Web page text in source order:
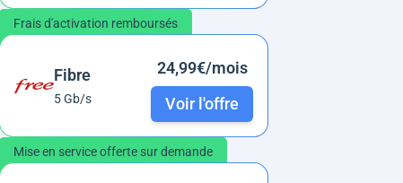
Frais d'activation remboursés
Fibre
5 Gb/s
24,99€/mois
Voir l'offre
Mise en service offerte sur demande